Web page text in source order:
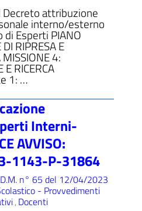
Decreto attribuzione
interno/esterno
di Esperti PIANO
RIPRESA E
4:
E RICERCA
1: …
Interni-
AVVISO:
1143-P-31864
D.M. n° 65 del 12/04/2023
- Provvedimenti
, Docenti